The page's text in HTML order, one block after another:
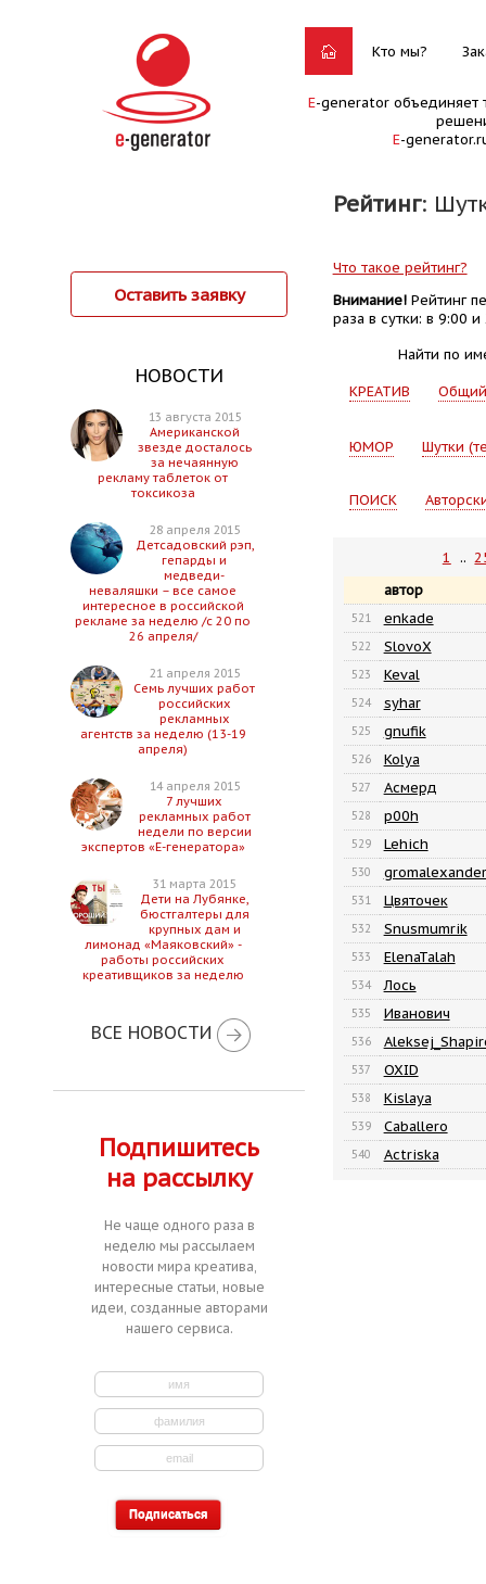
Кто мы?
E-generator объединяет
E-
Рейтинг:
Оставить заявку
НОВОСТИ
13 августа 2015
Американской
звезде досталось
за нечаянную
рекламу таблеток от
токсикоза
28 апреля 2015
Детсадовский рэп,
гепарды и
медведи-
неваляшки – все самое
интересное в российской
рекламе за неделю /с 20 по
26 апреля/
21 апреля 2015
Семь лучших работ
российских
рекламных
агентств за неделю (13-19
апреля)
14 апреля 2015
7 лучших
рекламных работ
недели по версии
экспертов «Е-генератора»
31 марта 2015
Дети на Лубянке,
бюстгалтеры для
крупных дам и
лимонад «Маяковский» -
работы российских
креативщиков за неделю
ВСЕ НОВОСТИ
Подпишитесь
на рассылку
Не чаще одного раза в
неделю мы рассылаем
новости мира креатива,
интересные статьи, новые
идеи, созданные авторами
нашего сервиса.
Что такое рейтинг?
Внимание!Рейтинг
раза в сутки: в 9:00
Найти по
КРЕАТИВ
ЮМОР Шутки
ПОИСК
1 ..
автор
521 enkade
522 SlovoX
523 Keval
524 syhar
525 gnufik
526 Kolya
527 Асмерд
528 p00h
529 Lehich
530 gromalexander
531 Цвяточек
532 Snusmumrik
533 ElenaTalah
534 Лось
535 Иванович
536
537 OXID
538 Kislaya
539 Caballero
540 Actriska